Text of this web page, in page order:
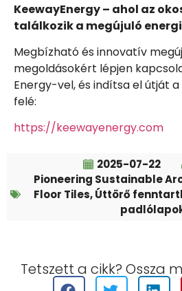
KeewayEnergy – ahol az
találkozik a megújuló
Megbízható és innovatív
megoldásokért lépjen
Energy-vel, és indítsa el útját
felé:
https://keewayenergy.com
2025-07-22
Pioneering Sustainable
Floor Tiles,Úttörő
Tetszett a cikk? Ossza